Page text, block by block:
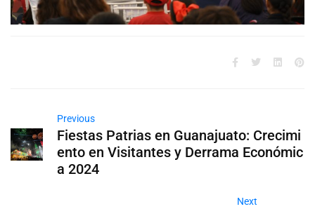
Previous
Fiestas Patrias en Guanajuato: Crecimi
ento en Visitantes y Derrama Económic
a 2024
Next